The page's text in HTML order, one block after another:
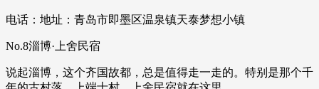
电话：地址：青岛市即墨区温泉镇天泰梦想小镇
No.8淄博·上舍民宿
说起淄博，这个齐国故都，总是值得走一走的。特别是那个千